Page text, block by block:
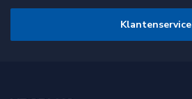
Klantenservice